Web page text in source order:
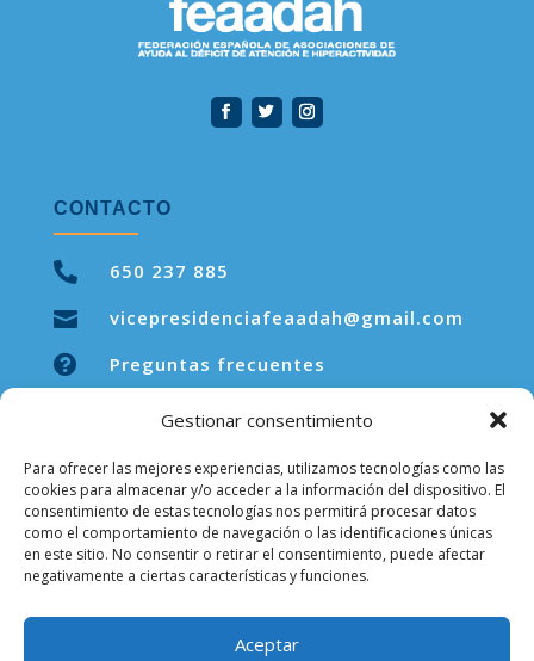
Gestionar consentimiento
Para ofrecer las mejores experiencias, utilizamos tecnologías como las
cookies para almacenar y/o acceder a la información del dispositivo. El
consentimiento de estas tecnologías nos permitirá procesar datos
como el comportamiento de navegación o las identificaciones únicas
en este sitio. No consentir o retirar el consentimiento, puede afectar
negativamente a ciertas características y funciones.
Aceptar
CONTACTO

650 237 885

vicepresidenciafeaadah@gmail.com
 Preguntas frecuentes
LEGAL
Aviso legal
Política de privacidad